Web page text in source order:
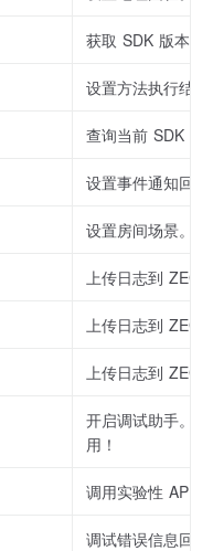
获取 SDK 版本号
设置方法执行结
查询当前 SDK 是
设置事件通知回
设置房间场景。
上传日志到
上传日志到
上传日志到
开启调试助手。
用！
调用实验性 API。
调试错误信息回